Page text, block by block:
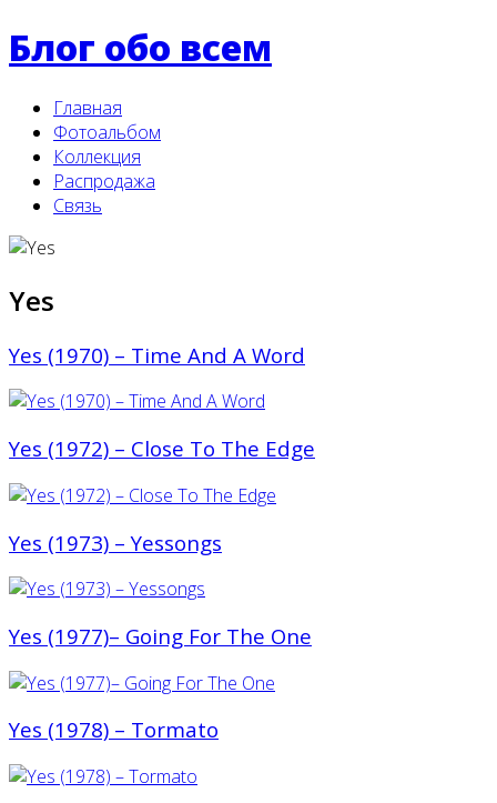
Блог обо всем
Главная
Фотоальбом
Коллекция
Распродажа
Связь
Yes
Yes (1970) ‎– Time And A Word
Yes (1972) ‎– Close To The Edge
Yes (1973) ‎– Yessongs
Yes (1977)– Going For The One
Yes (1978) ‎– Tormato